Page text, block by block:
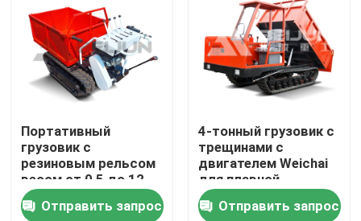
Дома
О Компании
Портативный
грузовик с
резиновым рельсом
весом от 0,5 до 12
тонн
Отправить запрос
4-тонный грузовик с
трещинами с
двигателем Weichai
для плавной
транспортировки
материалов
Отправить запрос